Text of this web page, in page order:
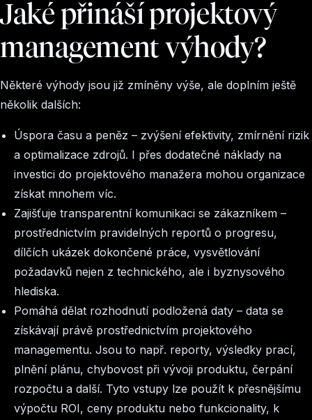
Jaké přináší projektový
management výhody?
Některé výhody jsou již zmíněny výše, ale doplním ještě
několik dalších:
Úspora času a peněz – zvýšení efektivity, zmírnění rizik
a optimalizace zdrojů. I přes dodatečné náklady na
investici do projektového manažera mohou organizace
získat mnohem víc.
Zajišťuje transparentní komunikaci se zákazníkem –
prostřednictvím pravidelných reportů o progresu,
dílčích ukázek dokončené práce, vysvětlování
požadavků nejen z technického, ale i byznysového
hlediska.
Pomáhá dělat rozhodnutí podložená daty – data se
získávají právě prostřednictvím projektového
managementu. Jsou to např. reporty, výsledky prací,
plnění plánu, chybovost při vývoji produktu, čerpání
rozpočtu a další. Tyto vstupy lze použít k přesnějšímu
výpočtu ROI, ceny produktu nebo funkcionality, k